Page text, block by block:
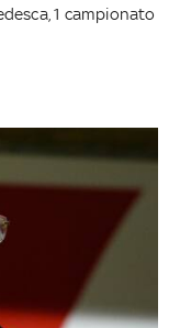
1 campionato